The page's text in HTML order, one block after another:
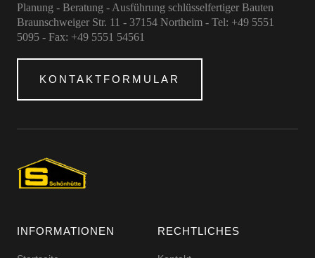
Planung - Beratung - Ausführung schlüsselfertiger Bauten
Braunschweiger Str. 11 - 37154 Northeim - Tel: +49 5551
5095 - Fax: +49 5551 54561
KONTAKTFORMULAR
INFORMATIONEN RECHTLICHES